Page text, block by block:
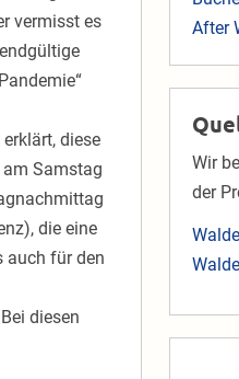
vermisst es
diese
Samstag
die eine
auch für den
diesen
After
Wir
der